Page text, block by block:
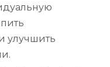
улучшить